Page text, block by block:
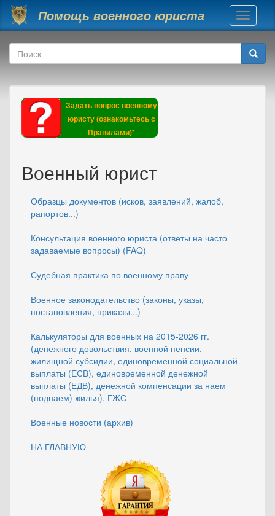
Перейти к основному содержанию
Помощь военного юриста
Toggle
Форма поиска
Поиск
Задать вопрос военному
юристу (ознакомьтесь с
Правилами)*
Военный юрист
Образцы документов (исков, заявлений, жалоб,
рапортов...)
Консультация военного юриста (ответы на часто
задаваемые вопросы) (FAQ)
Судебная практика по военному праву
Военное законодательство (законы, указы,
постановления, приказы...)
Калькуляторы для военных на 2015-2026 гг.
(денежного довольствия, военной пенсии,
жилищной субсидии, единовременной социальной
выплаты (ЕСВ), единовременной денежной
выплаты (ЕДВ), денежной компенсации за наем
(поднаем) жилья), ГЖС
Военные новости (архив)
НА ГЛАВНУЮ